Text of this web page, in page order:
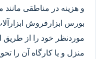
و هزینه در مناطقی مانند
بورس ابزارفروش
موردنظر خود را از طریق
منزل و یا کارگاه آن را